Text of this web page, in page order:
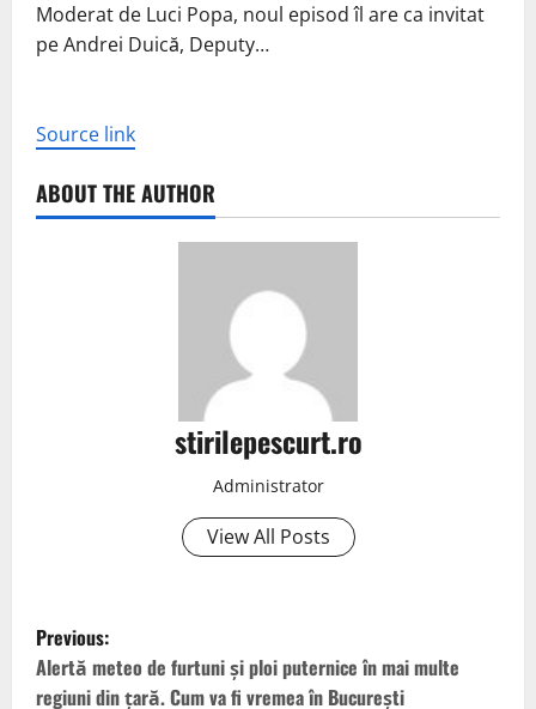
Moderat de Luci Popa, noul episod îl are ca invitat
pe Andrei Duică, Deputy…
Source link
ABOUT THE AUTHOR
stirilepescurt.ro
Administrator
View All Posts
P
o
Previous:
Alertă meteo de furtuni și ploi puternice în mai multe
regiuni din țară. Cum va fi vremea în București